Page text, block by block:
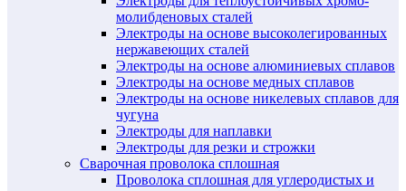
молибденовых сталей
Электроды на основе высоколегированных
нержавеющих сталей
Электроды на основе алюминиевых сплавов
Электроды на основе медных сплавов
Электроды на основе никелевых сплавов для
чугуна
Электроды для наплавки
Электроды для резки и строжки
Сварочная проволока сплошная
Проволока сплошная для углеродистых и